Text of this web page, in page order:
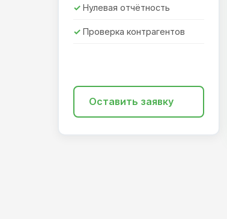
Нулевая отчётность
Проверка контрагентов
Оставить заявку